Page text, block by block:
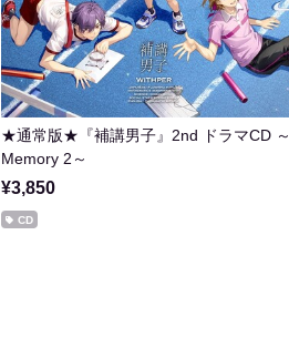
★通常版★『補講男子』2nd ドラマCD ～
Memory 2～
¥3,850
CD